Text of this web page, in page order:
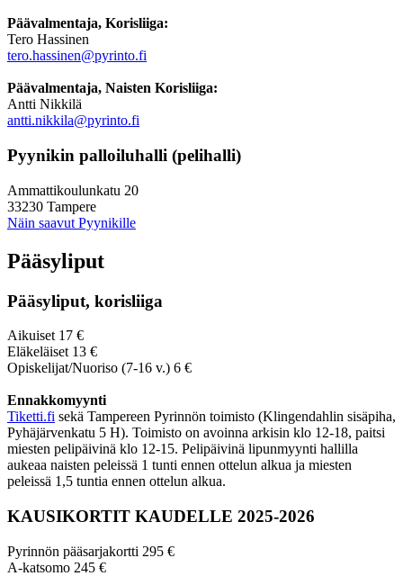
Päävalmentaja, Korisliiga:
Tero Hassinen
tero.hassinen@pyrinto.fi
Päävalmentaja, Naisten Korisliiga:
Antti Nikkilä
antti.nikkila@pyrinto.fi
Pyynikin palloiluhalli (pelihalli)
Ammattikoulunkatu 20
33230 Tampere
Näin saavut Pyynikille
Pääsyliput
Pääsyliput, korisliiga
Aikuiset 17 €
Eläkeläiset 13 €
Opiskelijat/Nuoriso (7-16 v.) 6 €
Ennakkomyynti
Tiketti.fi sekä Tampereen Pyrinnön toimisto (Klingendahlin sisäpiha,
Pyhäjärvenkatu 5 H). Toimisto on avoinna arkisin klo 12-18, paitsi
miesten pelipäivinä klo 12-15. Pelipäivinä lipunmyynti hallilla
aukeaa naisten peleissä 1 tunti ennen ottelun alkua ja miesten
peleissä 1,5 tuntia ennen ottelun alkua.
KAUSIKORTIT KAUDELLE 2025-2026
Pyrinnön pääsarjakortti 295 €
A-katsomo 245 €